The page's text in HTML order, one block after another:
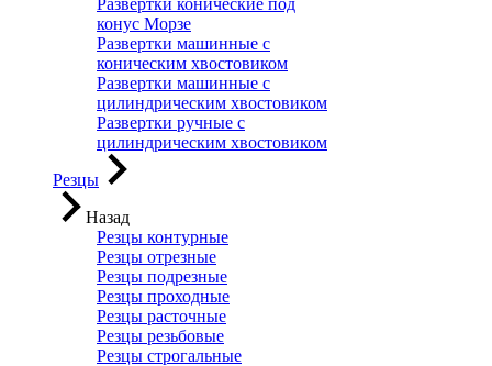
Развертки конические под
конус Морзе
Развертки машинные с
коническим хвостовиком
Развертки машинные с
цилиндрическим хвостовиком
Развертки ручные с
цилиндрическим хвостовиком
Резцы
Назад
Резцы контурные
Резцы отрезные
Резцы подрезные
Резцы проходные
Резцы расточные
Резцы резьбовые
Резцы строгальные